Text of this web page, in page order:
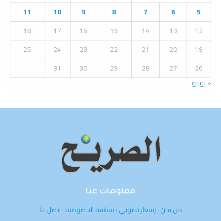
C
H
5
6
7
8
9
10
11
12
13
14
15
16
17
18
19
20
21
22
23
24
25
26
27
28
29
30
31
« يونيو
معلومات عنا
من نحن·إشعار قانوني·سياسة الخصوصية·اتصل بنا